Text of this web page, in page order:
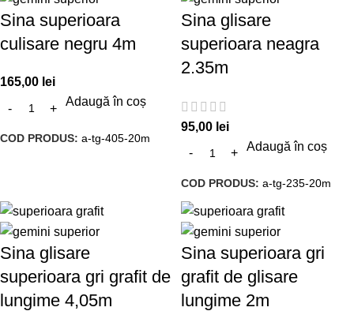
Sina superioara
culisare negru 4m
165,00 lei
Adaugă în coș
COD PRODUS: a-tg-405-20m
Sina glisare
superioara neagra
2.35m
95,00 lei
Adaugă în coș
COD PRODUS: a-tg-235-20m
Sina glisare
superioara gri grafit de
lungime 4,05m
Sina superioara gri
grafit de glisare
lungime 2m